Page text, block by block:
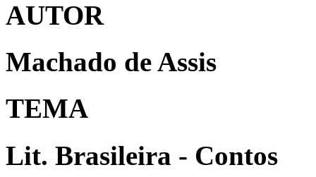
AUTOR
Machado de Assis
TEMA
Lit. Brasileira - Contos